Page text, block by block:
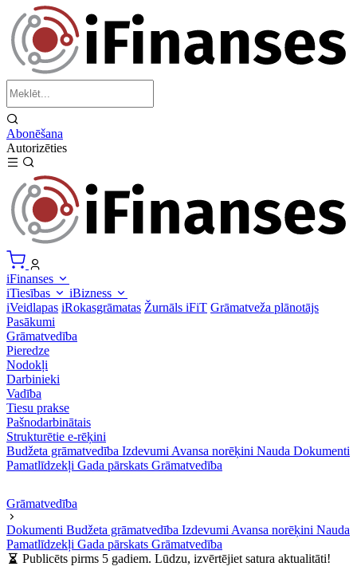
Abonēšana
Autorizēties
iFinanses
iTiesības
iBizness
iVeidlapas iRokasgrāmatas Žurnāls iFiT Grāmatveža plānotājs
Pasākumi
Grāmatvedība
Pieredze
Nodokļi
Darbinieki
Vadība
Tiesu prakse
Pašnodarbinātais
Strukturētie e-rēķini
Budžeta grāmatvedība Izdevumi Avansa norēķini Nauda Dokumenti
Pamatlīdzekļi Gada pārskats Grāmatvedība
Grāmatvedība
Dokumenti Budžeta grāmatvedība Izdevumi Avansa norēķini Nauda
Pamatlīdzekļi Gada pārskats Grāmatvedība
Publicēts pirms 5 gadiem. Lūdzu, izvērtējiet satura aktualitāti!